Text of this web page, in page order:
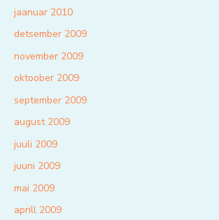
jaanuar 2010
detsember 2009
november 2009
oktoober 2009
september 2009
august 2009
juuli 2009
juuni 2009
mai 2009
aprill 2009